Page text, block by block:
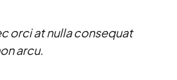
orci at nulla consequat
arcu.